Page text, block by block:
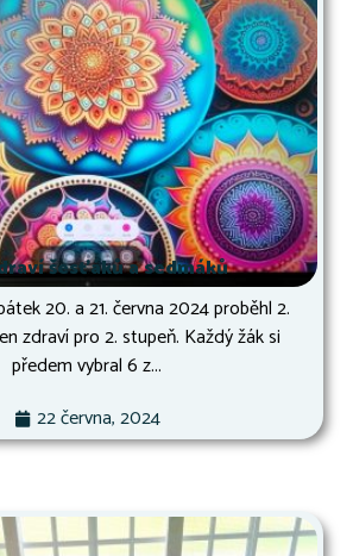
šesťáků a sedmáků
20. a 21. června 2024 proběhl 2.
zdraví pro 2. stupeň. Každý žák si
předem vybral 6 z...
22 června, 2024